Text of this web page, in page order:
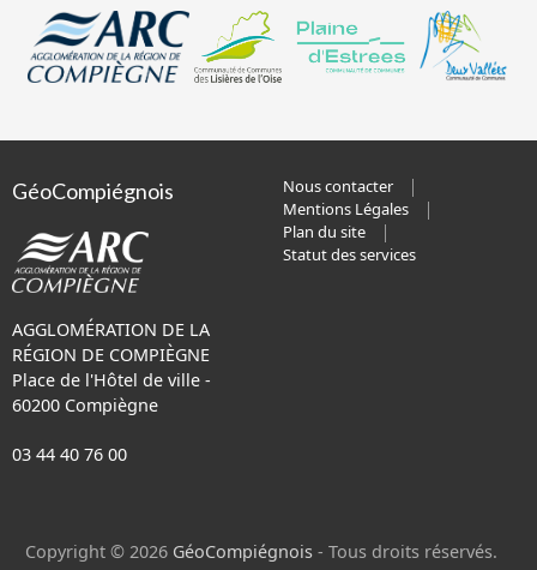
GéoCompiégnois
AGGLOMÉRATION DE LA
RÉGION DE COMPIÈGNE
Place de l'Hôtel de ville -
60200 Compiègne
03 44 40 76 00
Nous contacter
Mentions Légales
Plan du site
Statut des services
Copyright © 2026 GéoCompiégnois - Tous droits réservés.